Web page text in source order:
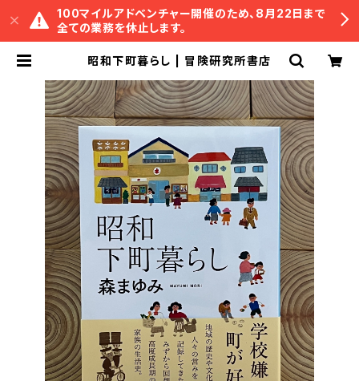
100マイルアドベンチャー開催のため、8月22日まで
全ての業務を休止します。
昭和下町暮らし | 冒険研究所書店